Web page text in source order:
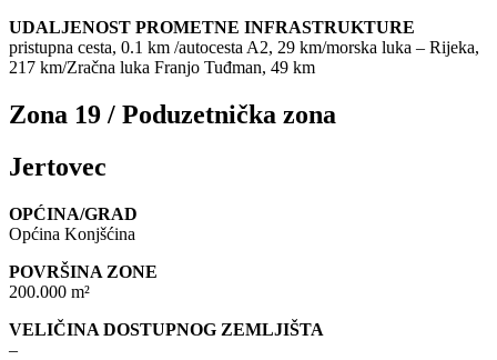
UDALJENOST PROMETNE INFRASTRUKTURE
pristupna cesta, 0.1 km /autocesta A2, 29 km/morska luka – Rijeka,
217 km/Zračna luka Franjo Tuđman, 49 km
Zona 19 / Poduzetnička zona
Jertovec
OPĆINA/GRAD
Općina Konjšćina
POVRŠINA ZONE
200.000 m²
VELIČINA DOSTUPNOG ZEMLJIŠTA
–